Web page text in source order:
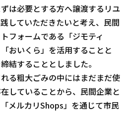
は必要とする方へ譲渡するリユ
していただきたいと考え、民間
フォームである「ジモティ
おいくら」を活用することと
結することとしました。
る粗大ごみの中にはまだまだ使
していることから、民間企業と
メルカリShops」を通じて市民